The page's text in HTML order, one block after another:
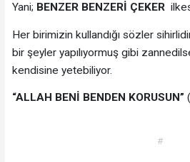
Yani; BENZER BENZERİ ÇEKER
Her birimizin kullandığı sözler
bir şeyler yapılıyormuş gibi
kendisine yetebiliyor.
“ALLAH BENİ BENDEN KORUSUN”
#